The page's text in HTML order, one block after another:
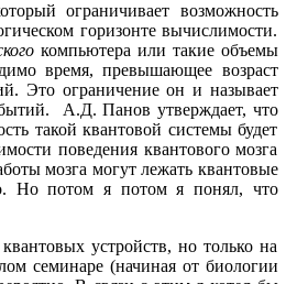
ограничивает возможность
горизонте вычислимости.
компьютера или такие объемы
время, превышающее возраст
Это ограничение он и называет
А.Д. Панов утверждает, что
такой квантовой системы будет
поведения квантового мозга
мозга могут лежать квантовые
Но потом я потом я понял, что
устройств, но только на
семинаре (начиная от биологии